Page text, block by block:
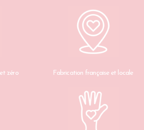
zéro
Fabrication française et locale